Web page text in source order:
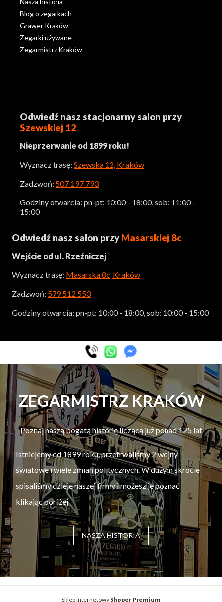
Blog o zegarkach
Grawer Kraków
Zegarki używane
Zegarmistrz Kraków
Odwiedź nasz stacjonarny salon przy
Szewskiej 12
Nieprzerwanie od 1899 roku!
Wyznacz trasę: Szewska 12, Kraków
Zadzwoń: 507 197 793
Godziny otwarcia: pn-pt: 10:00 - 18:00, sob: 11:00 -
15:00
Odwiedź nasz salon przy Masarskiej 8c
Wejście od ul. Rzeźniczej
Wyznacz trasę: Masarska 8c, Kraków
Zadzwoń: 579 512 553
Godziny otwarcia: pn-pt: 10:00 - 18:00, sob: 10:00 - 15:00
ZEGARMISTRZ KRAKÓW
Poznaj naszą bogatą historię liczącą już ponad 125 lat
Istniejemy od 1899 roku, przetrwaliśmy 2 wojny
światowe i wiele zmian politycznych. W dużym skrócie
spisaliśmy dzieje naszej firmy i możesz je poznać
klikając poniżej
NASZA HISTORIA
Sklep internetowy Shoper Premium